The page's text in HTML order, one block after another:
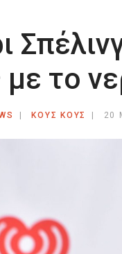
με το
ΚΟΥΣ ΚΟΥΣ 20